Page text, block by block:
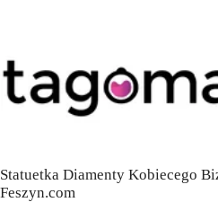
Statuetka Diamenty Kobiecego
Feszyn.com